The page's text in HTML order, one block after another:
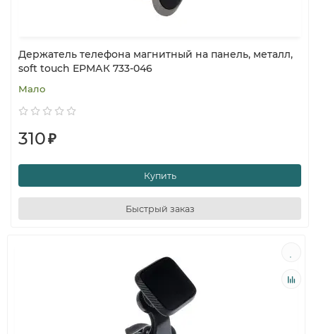
Держатель телефона магнитный на панель, металл,
soft touch ЕРМАК 733-046
Мало
310₽
Купить
Быстрый заказ